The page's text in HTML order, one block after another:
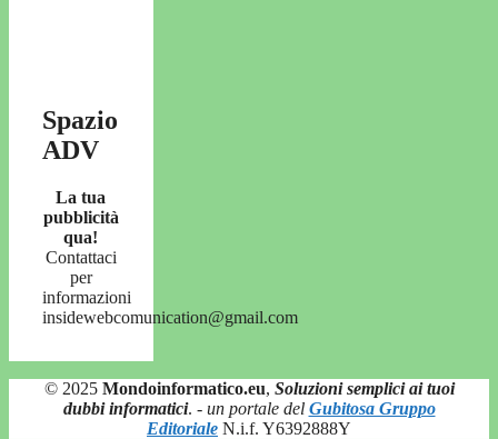
Spazio
ADV
La tua
pubblicità
qua!
Contattaci
per
informazioni
insidewebcomunication@gmail.com
© 2025 Mondoinformatico.eu, Soluzioni semplici ai tuoi
dubbi informatici. - un portale del Gubitosa Gruppo
Editoriale N.i.f. Y6392888Y